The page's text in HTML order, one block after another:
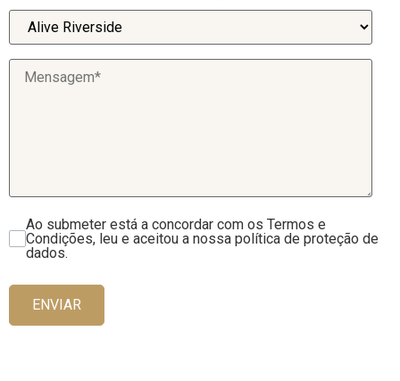
Ao submeter está a concordar com os Termos e
Condições, leu e aceitou a nossa política de proteção de
dados.
ENVIAR